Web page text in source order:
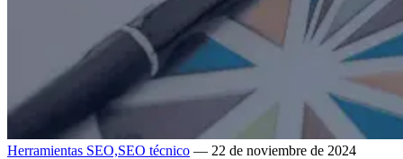
Herramientas SEO,SEO técnico — 22 de noviembre de 2024